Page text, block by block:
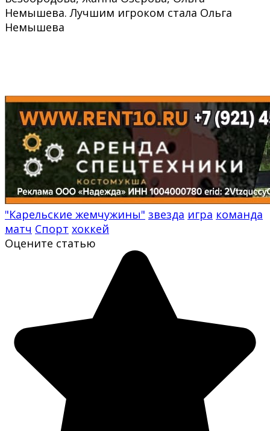
Немышева. Лучшим игроком стала Ольга
Немышева
"Карельские жемчужины" звезда игра команда
матч Спорт хоккей
Оцените статью